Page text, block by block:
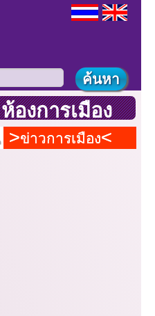
ห้องการเมือง
ข่าวการเมือง